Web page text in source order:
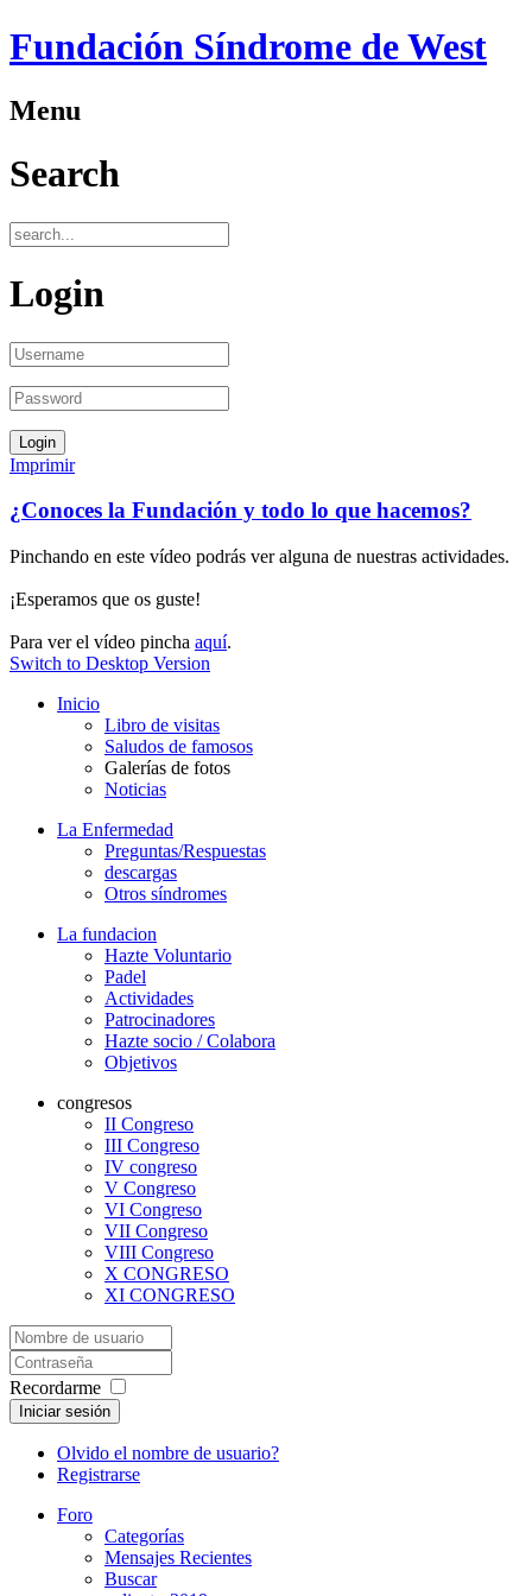
Fundación Síndrome de West
Menu
Search
Login
Imprimir
¿Conoces la Fundación y todo lo que hacemos?
Pinchando en este vídeo podrás ver alguna de nuestras actividades.
¡Esperamos que os guste!
Para ver el vídeo pincha aquí.
Switch to Desktop Version
Inicio
Libro de visitas
Saludos de famosos
Galerías de fotos
Noticias
La Enfermedad
Preguntas/Respuestas
descargas
Otros síndromes
La fundacion
Hazte Voluntario
Padel
Actividades
Patrocinadores
Hazte socio / Colabora
Objetivos
congresos
II Congreso
III Congreso
IV congreso
V Congreso
VI Congreso
VII Congreso
VIII Congreso
X CONGRESO
XI CONGRESO
Recordarme
Iniciar sesión
Olvido el nombre de usuario?
Registrarse
Foro
Categorías
Mensajes Recientes
Buscar